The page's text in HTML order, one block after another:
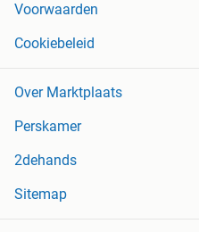
Voorwaarden
Cookiebeleid
Over Marktplaats
Perskamer
2dehands
Sitemap